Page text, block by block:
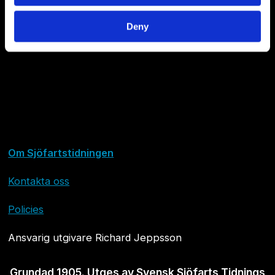
Deny
Om Sjöfartstidningen
Kontakta oss
Policies
Ansvarig utgivare Richard Jeppsson
Grundad 1905. Utges av Svensk Sjöfarts Tidnings